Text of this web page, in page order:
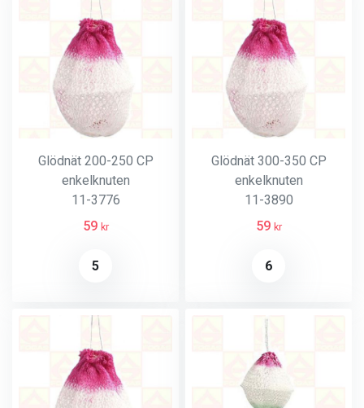
Glödnät 200-250 CP
enkelknuten
11-3776
59 kr
5
Glödnät 300-350 CP
enkelknuten
11-3890
59 kr
6